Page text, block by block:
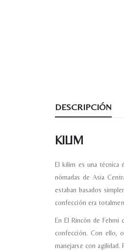
DESCRIPCIÓN
KILIM
El kilim es una técnica
nómadas de Asia
estaban basados
confección era
En El Rincón de Fehmi
confección. Con ello,
manejarse con